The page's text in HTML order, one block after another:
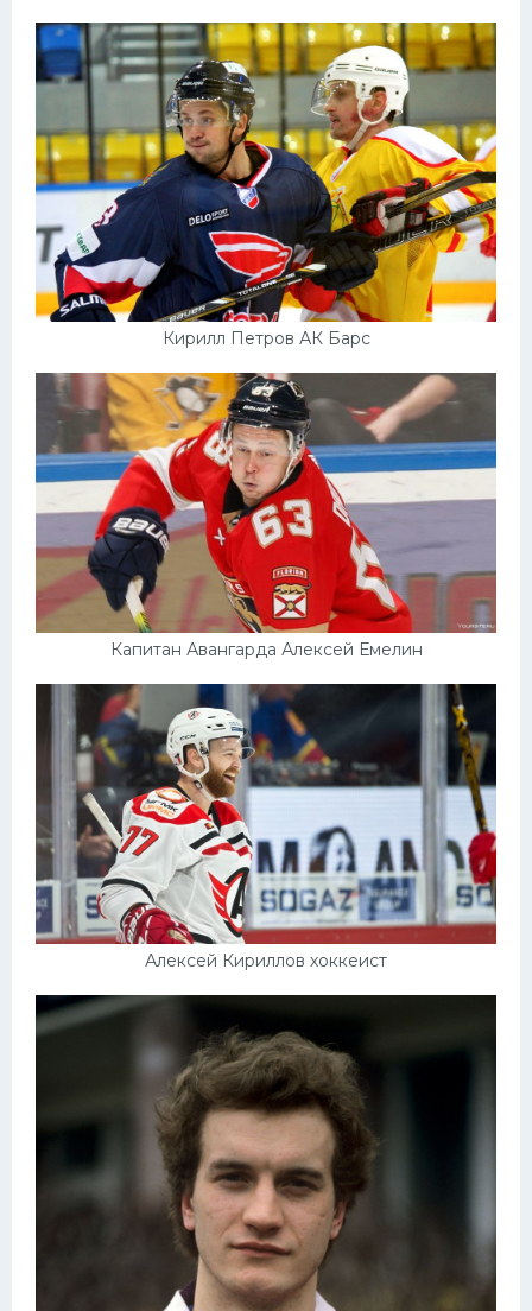
Кирилл Петров АК Барс
Капитан Авангарда Алексей Емелин
Алексей Кириллов хоккеист